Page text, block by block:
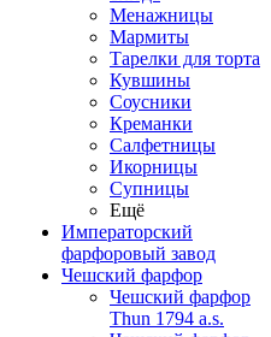
Менажницы
Мармиты
Тарелки для торта
Кувшины
Соусники
Креманки
Салфетницы
Икорницы
Супницы
Ещё
Императорский
фарфоровый завод
Чешский фарфор
Чешский фарфор
Thun 1794 a.s.